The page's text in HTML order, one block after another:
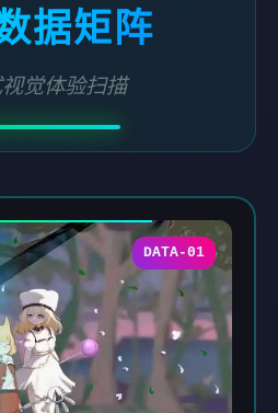
据矩阵
觉体验扫描
DATA-01